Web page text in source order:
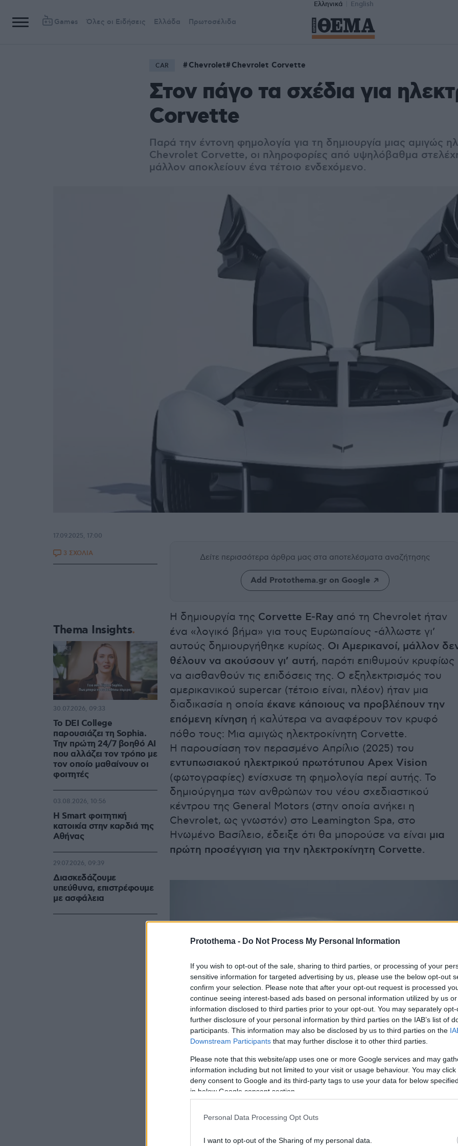
Protothema - Do Not Process My Personal Information
If you wish to opt-out of the sale, sharing to third parties, or processing of your
sensitive information for targeted advertising by us, please use the below opt-out
confirm your selection. Please note that after your opt-out request is processed
continue seeing interest-based ads based on personal information utilized by us
information disclosed to third parties prior to your opt-out. You may separately
further disclosure of your personal information by third parties on the IAB’s list of
participants. This information may also be disclosed by us to third parties on the
Downstream Participants that may further disclose it to other third parties.
Please note that this website/app uses one or more Google services and may
information including but not limited to your visit or usage behaviour. You may
deny consent to Google and its third-party tags to use your data for below
in below Google consent section.
Personal Data Processing Opt Outs
I want to opt-out of the Sharing of my personal data.
Ελληνικά English
Games Όλες οι Ειδήσεις Ελλάδα Πρωτοσέλιδα
CAR Chevrolet Chevrolet Corvette
Στον πάγο τα σχέδια για
Corvette
Παρά την έντονη φημολογία για τη δημιουργία μιας αμιγώς
Chevrolet Corvette, οι πληροφορίες από υψηλόβαθμα στελέχη
μάλλον αποκλείουν ένα τέτοιο ενδεχόμενο.
Δείτε περισσότερα άρθρα μας στα αποτελέσματα αναζήτησης
Add Protothema.gr on Google
Η δημιουργία της Corvette E-Ray από τη Chevrolet ήταν
ένα «λογικό βήμα» για τους Ευρωπαίους -άλλωστε γι’
αυτούς δημιουργήθηκε κυρίως. Οι Αμερικανοί, μάλλον
θέλουν να ακούσουν γι’ αυτή, παρότι επιθυμούν κρυφίως
να αισθανθούν τις επιδόσεις της. Ο εξηλεκτρισμός του
αμερικανικού supercar (τέτοιο είναι, πλέον) ήταν μια
διαδικασία η οποία έκανε κάποιους να προβλέπουν την
επόμενη κίνηση ή καλύτερα να αναφέρουν τον κρυφό
πόθο τους: Μια αμιγώς ηλεκτροκίνητη Corvette.
Η παρουσίαση τον περασμένο Απρίλιο (2025) του
εντυπωσιακού ηλεκτρικού πρωτότυπου Apex Vision
(φωτογραφίες) ενίσχυσε τη φημολογία περί αυτής. Το
δημιούργημα των ανθρώπων του νέου σχεδιαστικού
κέντρου της General Motors (στην οποία ανήκει η
Chevrolet, ως γνωστόν) στο Leamington Spa, στο
Ηνωμένο Βασίλειο, έδειξε ότι θα μπορούσε να είναι μια
πρώτη προσέγγιση για την ηλεκτροκίνητη Corvette.
Όμως, τα στελέχη της Chevroletαρνούνται με
κατηγορηματικό τρόπο κάτι τέτοιο. Ο Τόνι Ρόμα,
Αρχιμηχανικός και επικεφαλής εξέλιξης της Corvette και
του στο βρετανικό Autocar απέρριψε ένα τέτοιο
ενδεχόμενο. Ο Ρόμα, ο οποίος παραβρέθηκε στο
17.09.2025, 17:00
3 ΣΧΟΛΙΑ
Thema Insights
Το DEI College
παρουσιάζει τη Sophia.
Την πρώτη 24/7 βοηθό AI
που αλλάζει τον τρόπο με
τον οποίο μαθαίνουν οι
φοιτητές
30.07.2026, 09:33
Η Smart φοιτητική
κατοικία στην καρδιά της
Αθήνας
03.08.2026, 10:56
Διασκεδάζουμε
υπεύθυνα, επιστρέφουμε
με ασφάλεια
29.07.2026, 09:39